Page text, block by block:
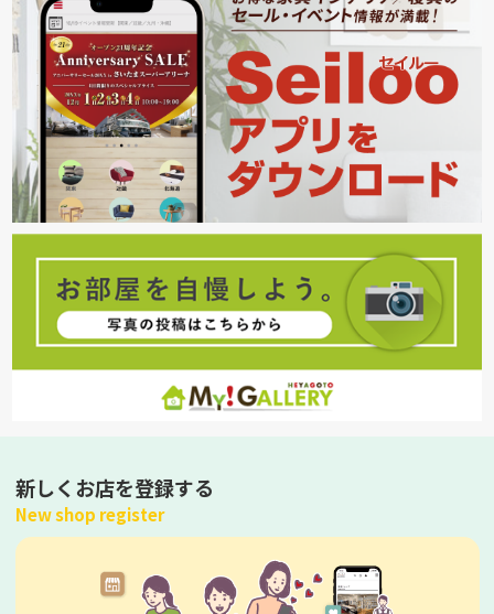
新しくお店を登録する
New shop register